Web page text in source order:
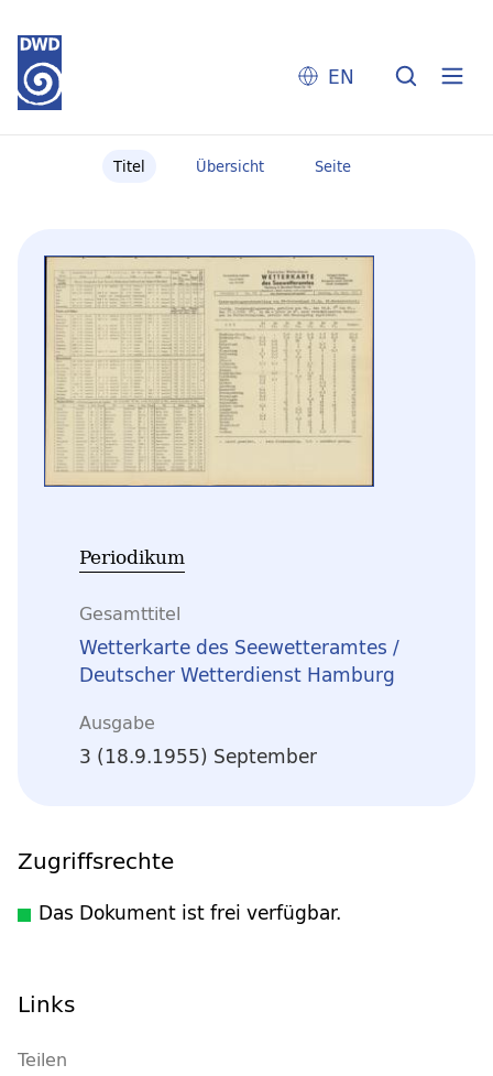
EN
Titel Übersicht Seite
Periodikum
Gesamttitel
Wetterkarte des Seewetteramtes /
Deutscher Wetterdienst Hamburg
Ausgabe
3 (18.9.1955) September
Zugriffsrechte
Das Dokument ist frei verfügbar.
Links
Teilen